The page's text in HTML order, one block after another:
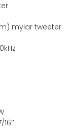
mylar tweeter